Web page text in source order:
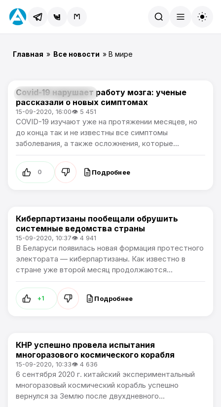
Главная » Все новости » В мире
В мире / Артемпортал
Covid-19 нарушает работу мозга: ученые
рассказали о новых симптомах
15-09-2020, 16:00👁 5 451
COVID-19 изучают уже на протяжении месяцев, но
до конца так и не известны все симптомы
заболевания, а также осложнения, которые...
0 Подробнее
Артемпортал / В мире
Киберпартизаны пообещали обрушить
системные ведомства страны
15-09-2020, 10:37👁 4 941
В Беларуси появилась новая формация протестного
электората — киберпартизаны. Как известно в
стране уже второй месяц продолжаются...
+1 Подробнее
Артемпортал / В мире
КНР успешно провела испытания
многоразового космического корабля
15-09-2020, 10:33👁 4 636
6 сентября 2020 г. китайский экспериментальный
многоразовый космический корабль успешно
вернулся за Землю после двухдневного...